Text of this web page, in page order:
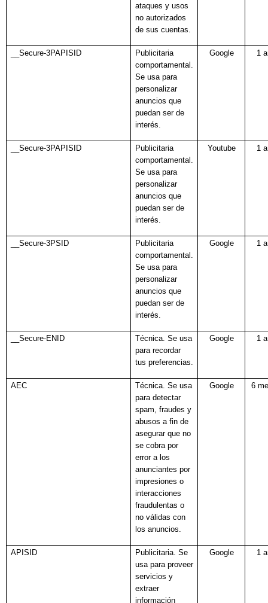
ataques y usos
no autorizados
de sus cuentas.
__Secure-3PAPISID
Publicitaria
comportamental.
Se usa para
personalizar
anuncios que
puedan ser de
interés.
Google 1
__Secure-3PAPISID
Publicitaria
comportamental.
Se usa para
personalizar
anuncios que
puedan ser de
interés.
Youtube 1
__Secure-3PSID
Publicitaria
comportamental.
Se usa para
personalizar
anuncios que
puedan ser de
interés.
Google 1
__Secure-ENID
Técnica. Se usa
para recordar
tus preferencias.
Google 1
AEC
Técnica. Se usa
para detectar
spam, fraudes y
abusos a fin de
asegurar que no
se cobra por
error a los
anunciantes por
impresiones o
interacciones
fraudulentas o
no válidas con
los anuncios.
Google 6
APISID
Publicitaria. Se
usa para proveer
servicios y
extraer
información
Google 1